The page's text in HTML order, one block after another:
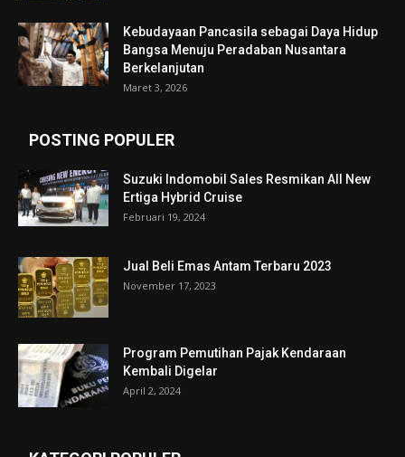
Kebudayaan Pancasila sebagai Daya Hidup
Bangsa Menuju Peradaban Nusantara
Berkelanjutan
Maret 3, 2026
POSTING POPULER
Suzuki Indomobil Sales Resmikan All New
Ertiga Hybrid Cruise
Februari 19, 2024
Jual Beli Emas Antam Terbaru 2023
November 17, 2023
Program Pemutihan Pajak Kendaraan
Kembali Digelar
April 2, 2024